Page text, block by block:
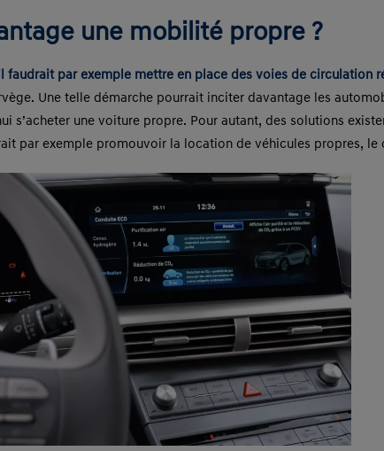
une mobilité propre ?
par exemple mettre en place des voies de circulation
Une telle démarche pourrait inciter davantage les
s’acheter une voiture propre. Pour autant, des solutions
par exemple promouvoir la location de véhicules propres,